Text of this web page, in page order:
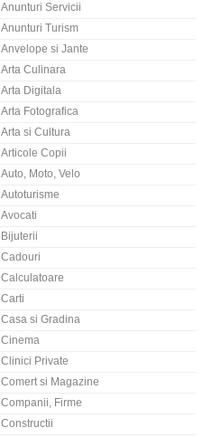
Anunturi Servicii
Anunturi Turism
Anvelope si Jante
Arta Culinara
Arta Digitala
Arta Fotografica
Arta si Cultura
Articole Copii
Auto, Moto, Velo
Autoturisme
Avocati
Bijuterii
Cadouri
Calculatoare
Carti
Casa si Gradina
Cinema
Clinici Private
Comert si Magazine
Companii, Firme
Constructii